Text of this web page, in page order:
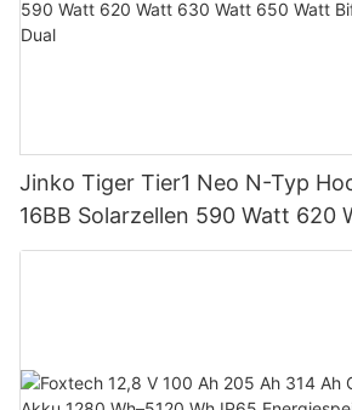
Jinko Tiger Tier1 Neo N-Typ
16BB Solarzellen 590 Watt 620
650 Watt Bifaziales Modul mit